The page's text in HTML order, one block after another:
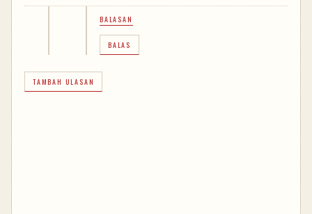
BALASAN
BALAS
TAMBAH ULASAN